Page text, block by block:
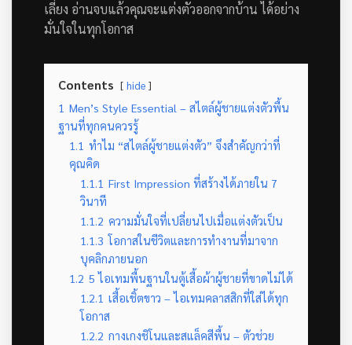
เลี่ยง อ่านจบแล้วคุณจะแต่งตัวออกจากบ้าน ได้อย่าง
มั่นใจในทุกโอกาส
Contents hide
1 Men’s Style Essential – สไตล์ผู้ชายแต่งตัวพื้น
ฐานที่ทุกคนควรรู้
1.1 ทำไม “สไตล์ผู้ชายแต่งตัว” จึงสำคัญกว่าที่
คุณคิด
1.1.1 First Impression ที่สร้างได้ภายใน 7
วินาที
1.1.2 ความมั่นใจที่เปลี่ยนไปเมื่อแต่งตัวเป็น
1.1.3 โอกาสในชีวิตและการทำงานที่มาจาก
บุคลิกภายนอก
1.2 5 ไอเทมพื้นฐานในตู้เสื้อผ้าผู้ชายที่ขาดไม่ได้
1.2.1 เสื้อเชิ้ตขาว – ไอเทมคลาสสิกที่ใส่ได้ทุก
โอกาส
1.2.2 กางเกงชิโนและสแล็คสีพื้น – ตัวช่วย